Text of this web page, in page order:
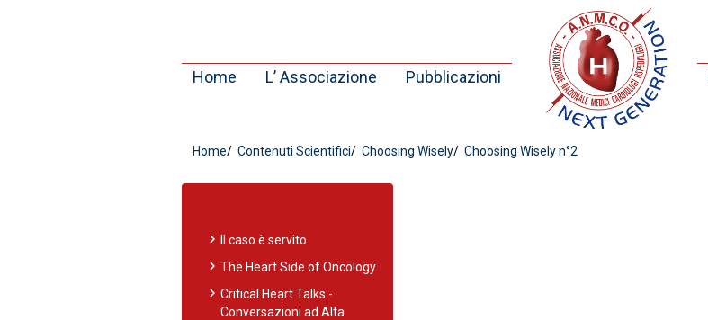
Home L’ Associazione Pubblicazioni
Home Contenuti Scientifici Choosing Wisely Choosing Wisely n°2
chevron_right Il caso è servito
chevron_rightThe Heart Side of Oncology
chevron_rightCritical Heart Talks -
Conversazioni ad Alta